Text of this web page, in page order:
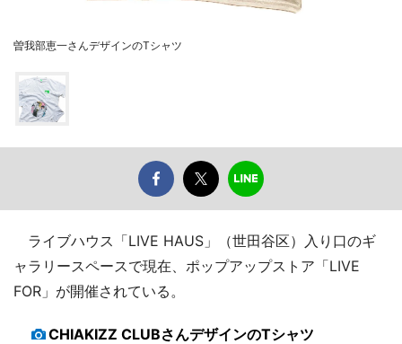
曽我部恵一さんデザインのTシャツ
ライブハウス「LIVE HAUS」（世田谷区）入り口のギ
ャラリースペースで現在、ポップアップストア「LIVE
FOR」が開催されている。
CHIAKIZZ CLUBさんデザインのTシャツ